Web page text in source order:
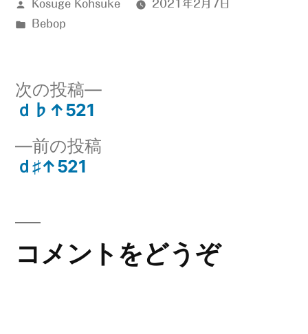
投
稿
Kosuge Kohsuke
2021年2月7日
カ
ー:
Bebop
投
稿
ビ
ゲ
前の投稿
ｄ♯↑521
次の投稿
次
ｄ♭↑521
コメントをどうぞ